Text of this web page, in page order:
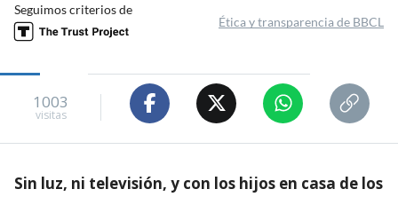
Seguimos criterios de
Ética y transparencia de BBCL
1003
visitas
Sin luz, ni televisión, y con los hijos en casa de los